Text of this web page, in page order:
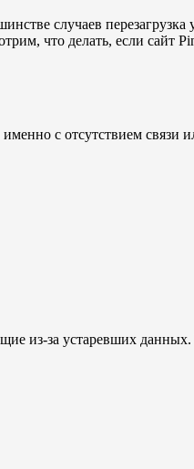
случаев перезагрузка
что делать, если сайт
с отсутствием связи
из-за устаревших